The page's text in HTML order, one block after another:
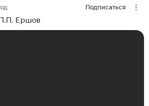
Подписаться
Ершов